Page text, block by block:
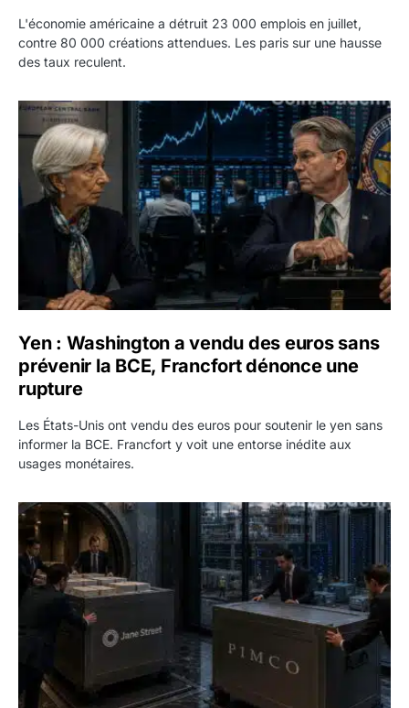
L'économie américaine a détruit 23 000 emplois en juillet,
contre 80 000 créations attendues. Les paris sur une hausse
des taux reculent.
Yen : Washington a vendu des euros sans prévenir la
Yen : Washington a vendu des euros sans
prévenir la BCE, Francfort dénonce une
rupture
Les États-Unis ont vendu des euros pour soutenir le yen sans
informer la BCE. Francfort y voit une entorse inédite aux
usages monétaires.
Jane Street négocie le transfert de 11 milliards de